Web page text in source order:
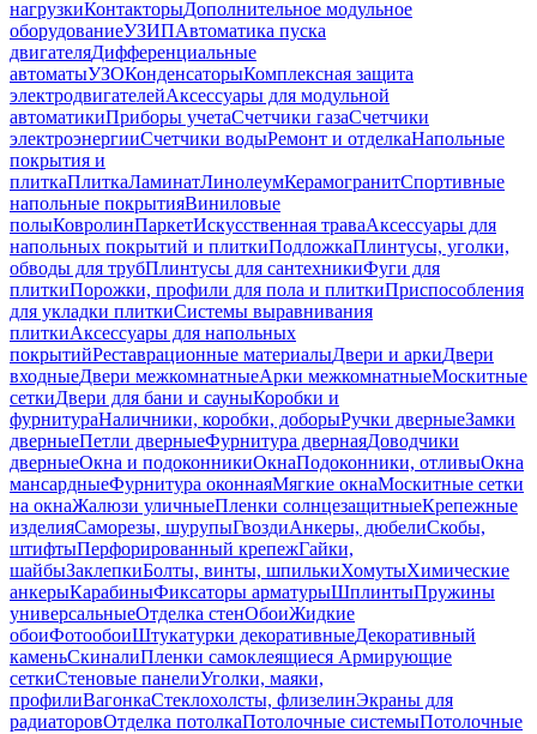
нагрузкиКонтакторыДополнительное модульное
оборудованиеУЗИПАвтоматика пуска
двигателяДифференциальные
автоматыУЗОКонденсаторыКомплексная защита
электродвигателейАксессуары для модульной
автоматикиПриборы учетаСчетчики газаСчетчики
электроэнергииСчетчики водыРемонт и отделкаНапольные
покрытия и
плиткаПлиткаЛаминатЛинолеумКерамогранитСпортивные
напольные покрытияВиниловые
полыКовролинПаркетИскусственная траваАксессуары для
напольных покрытий и плиткиПодложкаПлинтусы, уголки,
обводы для трубПлинтусы для сантехникиФуги для
плиткиПорожки, профили для пола и плиткиПриспособления
для укладки плиткиСистемы выравнивания
плиткиАксессуары для напольных
покрытийРеставрационные материалыДвери и аркиДвери
входныеДвери межкомнатныеАрки межкомнатныеМоскитные
сеткиДвери для бани и сауныКоробки и
фурнитураНаличники, коробки, доборыРучки дверныеЗамки
дверныеПетли дверныеФурнитура двернаяДоводчики
дверныеОкна и подоконникиОкнаПодоконники, отливыОкна
мансардныеФурнитура оконнаяМягкие окнаМоскитные сетки
на окнаЖалюзи уличныеПленки солнцезащитныеКрепежные
изделияСаморезы, шурупыГвоздиАнкеры, дюбелиСкобы,
штифтыПерфорированный крепежГайки,
шайбыЗаклепкиБолты, винты, шпилькиХомутыХимические
анкерыКарабиныФиксаторы арматурыШплинтыПружины
универсальныеОтделка стенОбоиЖидкие
обоиФотообоиШтукатурки декоративныеДекоративный
каменьСкиналиПленки самоклеящиеся Армирующие
сеткиСтеновые панелиУголки, маяки,
профилиВагонкаСтеклохолсты, флизелинЭкраны для
радиаторовОтделка потолкаПотолочные системыПотолочные